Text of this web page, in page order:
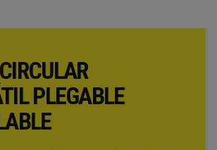
PLEGABLE